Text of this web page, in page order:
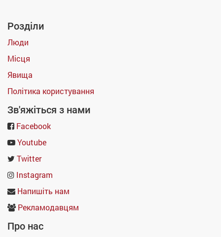
Розділи
Люди
Місця
Явища
Політика користування
Зв'яжіться з нами
Facebook
Youtube
Twitter
Instagram
Напишіть нам
Рекламодавцям
Про нас